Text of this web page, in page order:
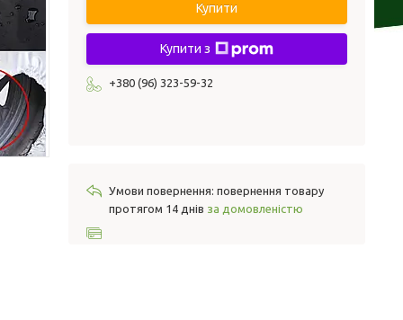
Купити
Купити з
+380 (96) 323-59-32
повернення товару
протягом 14 днів за домовленістю